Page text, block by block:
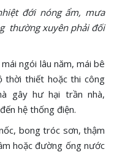
đới nóng ẩm, mưa
thường xuyên phải đối
ngói lâu năm, mái bê
thiết hoặc thi công
gây hư hại trần nhà,
hệ thống điện.
bong tróc sơn, thậm
hoặc đường ống nước